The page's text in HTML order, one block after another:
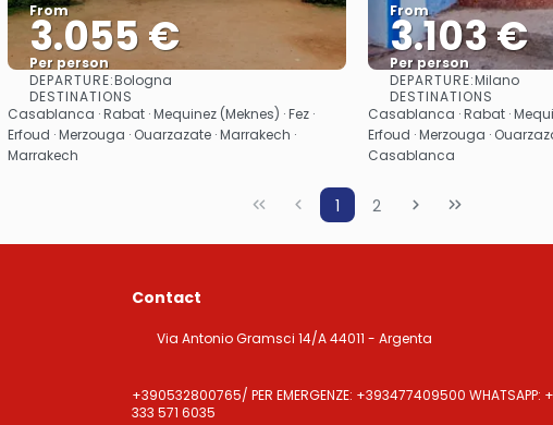
From
3.055 €
Per person
See
DEPARTURE:Bologna
DESTINATIONS
Casablanca · Rabat · Mequinez (Meknes) · Fez ·
Erfoud · Merzouga · Ouarzazate · Marrakech ·
Marrakech
From
3.103 €
Per person
DEPARTURE:Milano
DESTINATIONS
Casablanca · Rabat ·
Erfoud · Merzouga ·
Casablanca
1 2
Contact
Via Antonio Gramsci 14/A 44011 - Argenta
+390532800765/ PER EMERGENZE: +393477409500 WHATSAPP:
333 571 6035